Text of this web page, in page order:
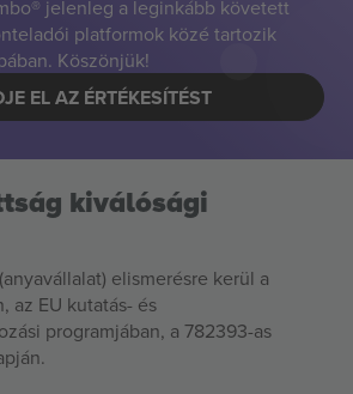
jelenleg a leginkább követett
platformok közé tartozik
Köszönjük!
EL AZ ÉRTÉKESÍTÉST
kiválósági
elismerésre kerül a
az EU kutatás- és
programjában, a 782393-as